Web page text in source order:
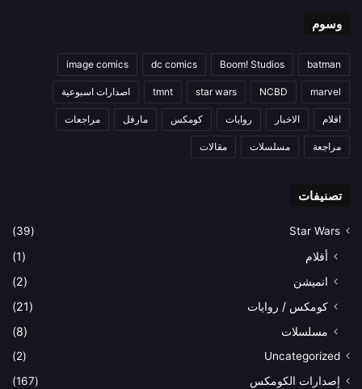
وسوم
batman
Boom! Studios
dc comics
image comics
marvel
NCBD
star wars
tmnt اصدارات اسبوعية
افلام الاخبار روايات كومكس مارفل مراجعات
مراجعة مسلسلات مقالات
تصنيفات
Star Wars
(39)
أفلام
(1)
انميشن
(2)
كومكس / روايات
(21)
مسلسلات
(8)
Uncategorized
(2)
إصدارات الكومكس
(167)